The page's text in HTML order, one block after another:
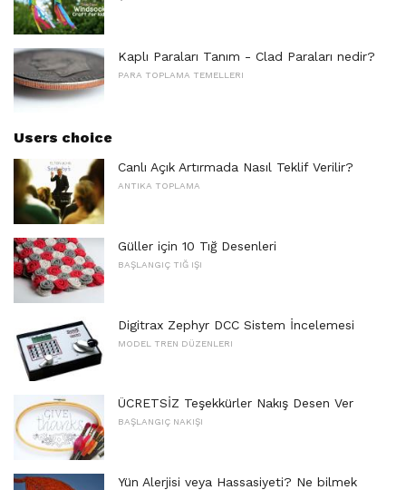
Kaplı Paraları Tanım - Clad Paraları nedir?
PARA TOPLAMA TEMELLERI
Users choice
Canlı Açık Artırmada Nasıl Teklif Verilir?
ANTIKA TOPLAMA
Güller için 10 Tığ Desenleri
BAŞLANGIÇ ​​TIĞ IŞI
Digitrax Zephyr DCC Sistem İncelemesi
MODEL TREN DÜZENLERI
ÜCRETSİZ Teşekkürler Nakış Desen Ver
BAŞLANGIÇ ​​NAKIŞI
Yün Alerjisi veya Hassasiyeti? Ne bilmek